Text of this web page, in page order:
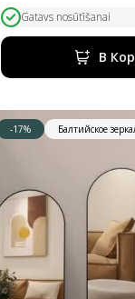
составляла
420,00 €.
330,00 €.
Gatavs nosūtīšanai
В
-17% Балтийское